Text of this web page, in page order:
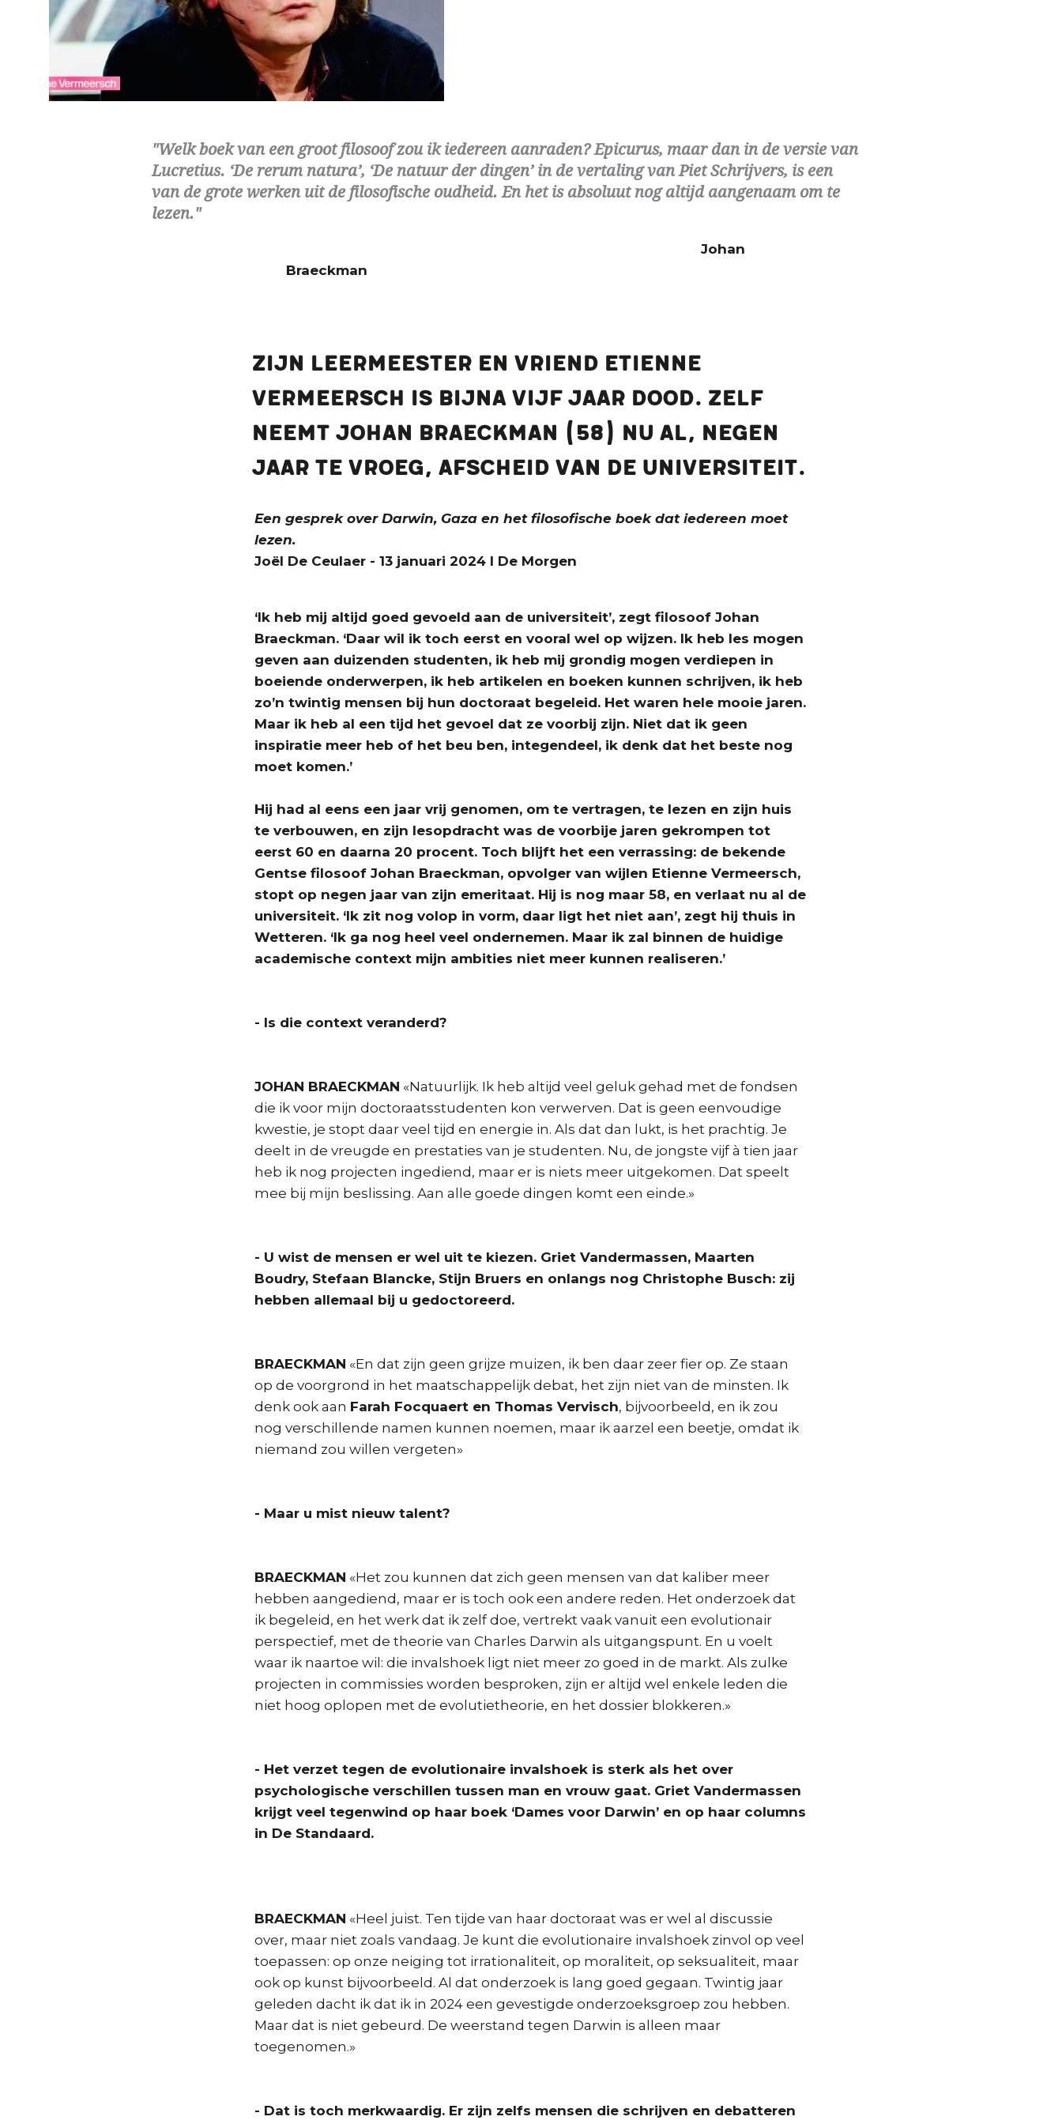
Welk boek van een groot filosoof zou ik iedereen aanraden? Epicurus, maar dan in de versie van
Lucretius. ‘De rerum natura’, ‘De natuur der dingen’ in de vertaling van Piet Schrijvers, is een
van de grote werken uit de filosofische oudheid. En het is absoluut nog altijd aangenaam om te
lezen.
Johan
Braeckman
Zijn leermeester en vriend Etienne
Vermeersch is bijna vijf jaar dood. Zelf
neemt Johan Braeckman (58) nu al, negen
jaar te vroeg, afscheid van de universiteit.
Een gesprek over Darwin, Gaza en het ­filosofische boek dat iedereen moet
lezen.
Joël De Ceulaer - 13 januari 2024 I De Morgen
‘Ik heb mij altijd goed gevoeld aan de universiteit’, zegt filosoof Johan
Braeckman. ‘Daar wil ik toch eerst en vooral wel op wijzen. Ik heb les mogen
geven aan duizenden studenten, ik heb mij grondig mogen verdiepen in
boeiende onderwerpen, ik heb artikelen en boeken kunnen schrijven, ik heb
zo’n twintig mensen bij hun doctoraat begeleid. Het waren hele mooie ­jaren.
Maar ik heb al een tijd het gevoel dat ze voorbij zijn. Niet dat ik geen
inspiratie meer heb of het beu ben, integendeel, ik denk dat het beste nog
moet komen.’
Hij had al eens een jaar vrij genomen, om te vertragen, te lezen en zijn huis
te verbouwen, en zijn lesopdracht was de voorbije jaren gekrompen tot
eerst 60 en daarna 20 procent. Toch blijft het een verrassing: de bekende
Gentse filosoof Johan Braeckman, opvolger van wijlen Etienne Vermeersch,
stopt op negen jaar van zijn emeritaat. Hij is nog maar 58, en verlaat nu al de
universiteit. ‘Ik zit nog volop in vorm, daar ligt het niet aan’, zegt hij thuis in
Wetteren. ‘Ik ga nog heel veel ondernemen. Maar ik zal binnen de huidige
academische context mijn ambities niet meer kunnen realiseren.’
- Is die context veranderd?
JOHAN BRAECKMAN «Natuurlijk. Ik heb altijd veel geluk gehad met de fondsen
die ik voor mijn doctoraatsstudenten kon verwerven. Dat is geen eenvoudige
kwestie, je stopt daar veel tijd en energie in. Als dat dan lukt, is het prachtig. Je
deelt in de vreugde en prestaties van je studenten. Nu, de jongste vijf à tien jaar
heb ik nog projecten ingediend, maar er is niets meer uitgekomen. Dat speelt
mee bij mijn beslissing. Aan alle goede dingen komt een einde.»
- U wist de mensen er wel uit te kiezen. Griet Vandermassen, Maarten
Boudry, Stefaan Blancke, Stijn Bruers en onlangs nog Christophe Busch: zij
hebben allemaal bij u gedoctoreerd.
BRAECKMAN «En dat zijn geen grijze muizen, ik ben daar zeer fier op. Ze staan
op de voorgrond in het maatschappelijk debat, het zijn niet van de minsten. Ik
denk ook aan Farah Focquaert en Thomas Vervisch, bijvoorbeeld, en ik zou
nog verschillende namen kunnen noemen, maar ik aarzel een beetje, omdat ik
niemand zou willen vergeten»
- Maar u mist nieuw talent?
BRAECKMAN «Het zou kunnen dat zich geen mensen van dat kaliber meer
hebben aangediend, maar er is toch ook een andere reden. Het onderzoek dat
ik begeleid, en het werk dat ik zelf doe, vertrekt vaak vanuit een evolutionair
perspectief, met de theorie van Charles Darwin als uitgangspunt. En u voelt
waar ik naartoe wil: die invalshoek ligt niet meer zo goed in de markt. Als zulke
projecten in commissies worden besproken, zijn er altijd wel enkele leden die
niet hoog oplopen met de evolutietheorie, en het dossier blokkeren.»
- Het verzet tegen de evolutionaire invalshoek is sterk als het over
psychologische verschillen tussen man en vrouw gaat. Griet Vandermassen
krijgt veel tegenwind op haar boek ‘Dames voor Darwin’ en op haar columns
in De Standaard.
BRAECKMAN «Heel juist. Ten tijde van haar doctoraat was er wel al discussie
over, maar niet zoals vandaag. Je kunt die evolutionaire invalshoek zinvol op veel
toepassen: op onze neiging tot irrationaliteit, op moraliteit, op seksualiteit, maar
ook op kunst bijvoorbeeld. Al dat onderzoek is lang goed gegaan. Twintig jaar
geleden dacht ik dat ik in 2024 een gevestigde onderzoeksgroep zou hebben.
Maar dat is niet gebeurd. De weerstand tegen Darwin is alleen maar
toegenomen.»
- Dat is toch merkwaardig. Er zijn zelfs mensen die schrijven en debatteren